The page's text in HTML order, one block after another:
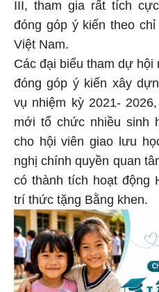
III, tham gia rất tích
đóng góp ý kiến theo
Việt Nam.
Các đại biểu tham dự
đóng góp ý kiến xây
vụ nhiệm kỳ 2021-
mới tổ chức nhiều sinh
cho hội viên giao lưu
nghị chính quyền quan
có thành tích hoạt động
trí thức tặng Bằng khen.